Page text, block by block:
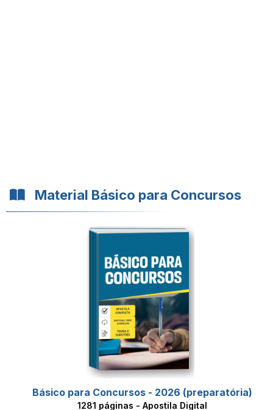
Material Básico para Concursos
Básico para Concursos - 2026 (preparatória)
1281 páginas - Apostila Digital